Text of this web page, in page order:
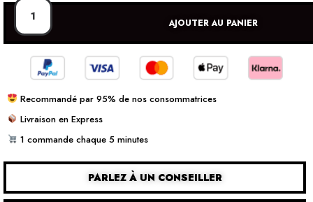
AJOUTER AU PANIER
Recommandé par 95% de nos consommatrices
Livraison en Express
1 commande chaque 5 minutes
PARLEZ À UN CONSEILLER